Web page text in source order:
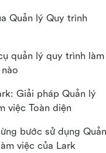
Quản lý Quy trình
quản lý quy trình làm
Giải pháp Quản lý
việc Toàn diện
bước sử dụng Quản
việc của Lark